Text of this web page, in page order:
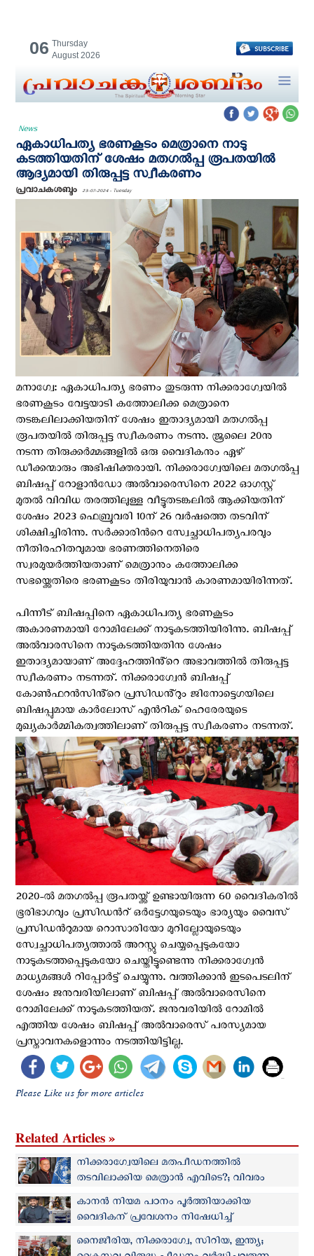
06 Thursday
August 2026
News
ഏകാധിപത്യ ഭരണകൂടം മെത്രാനെ നാടു
കടത്തിയതിന് ശേഷം മതഗൽപ്പ രൂപതയില്‍
ആദ്യമായി തിരുപ്പട്ട സ്വീകരണം
പ്രവാചകശബ്ദം 23-07-2024 - Tuesday
മനാഗ്വേ: ഏകാധിപത്യ ഭരണം തുടരുന്ന നിക്കരാഗ്വേയില്‍
ഭരണകൂടം വേട്ടയാടി കത്തോലിക്ക മെത്രാനെ
തടങ്കലിലാക്കിയതിന് ശേഷം ഇതാദ്യമായി മതഗൽപ്പ
രൂപതയില്‍ തിരുപ്പട്ട സ്വീകരണം നടന്നു. ജൂലൈ 20നു
നടന്ന തിരുക്കര്‍മ്മങ്ങളില്‍ ഒരു വൈദികനും ഏഴ്
ഡീക്കന്മാരും അഭിഷിക്തരായി. നിക്കരാഗ്വേയിലെ മതഗൽപ്പ
ബിഷപ്പ് റോളാൻഡോ അൽവാരെസിനെ 2022 ഓഗസ്റ്റ്
മുതൽ വിവിധ തരത്തിലുള്ള വീട്ടുതടങ്കലില്‍ ആക്കിയതിന്
ശേഷം 2023 ഫെബ്രുവരി 10ന് 26 വർഷത്തെ തടവിന്
ശിക്ഷിച്ചിരിന്നു. സർക്കാരിൻറെ സ്വേച്ഛാധിപത്യപരവും
നീതിരഹിതവുമായ ഭരണത്തിനെതിരെ
സ്വരമുയർത്തിയതാണ് മെത്രാനും കത്തോലിക്ക
സഭയ്ക്കെതിരെ ഭരണകൂടം തിരിയുവാന്‍ കാരണമായിരിന്നത്.
പിന്നീട് ബിഷപ്പിനെ ഏകാധിപത്യ ഭരണകൂടം
അകാരണമായി റോമിലേക്ക് നാടുകടത്തിയിരിന്നു. ബിഷപ്പ്
അൽവാരസിനെ നാടുകടത്തിയതിനു ശേഷം
ഇതാദ്യമായാണ് അദ്ദേഹത്തിൻ്റെ അഭാവത്തിൽ തിരുപ്പട്ട
സ്വീകരണം നടന്നത്. നിക്കരാഗ്വേന്‍ ബിഷപ്പ്
കോൺഫറൻസിൻ്റെ പ്രസിഡൻ്റും ജിനോട്ടെഗയിലെ
ബിഷപ്പുമായ കാർലോസ് എൻറിക് ഹെരേരയുടെ
മുഖ്യകാര്‍മ്മികത്വത്തിലാണ് തിരുപ്പട്ട സ്വീകരണം നടന്നത്.
2020-ൽ മതഗൽപ്പ രൂപതയ്ക്ക് ഉണ്ടായിരുന്ന 60 വൈദികരിൽ
ഭൂരിഭാഗവും പ്രസിഡന്‍റ് ഒർട്ടേഗയുടെയും ഭാര്യയും വൈസ്
പ്രസിഡന്‍റുമായ റൊസാരിയോ മുറില്ലോയുടെയും
സ്വേച്ഛാധിപത്യത്താൽ അറസ്റ്റു ചെയ്യപ്പെടുകയോ
നാടുകടത്തപ്പെടുകയോ ചെയ്തിട്ടുണ്ടെന്നു നിക്കരാഗ്വേന്‍
മാധ്യമങ്ങള്‍ റിപ്പോര്‍ട്ട് ചെയ്യുന്നു. വത്തിക്കാൻ ഇടപെടലിന്
ശേഷം ജനുവരിയിലാണ് ബിഷപ്പ് അല്‍വാരെസിനെ
റോമിലേക്ക് നാടുകടത്തിയത്. ജനുവരിയിൽ റോമിൽ
എത്തിയ ശേഷം ബിഷപ്പ് അൽവാരെസ് പരസ്യമായ
പ്രസ്താവനകളൊന്നും നടത്തിയിട്ടില്ല.
Please Like us for more articles
Related Articles »
നിക്കരാഗ്വേയിലെ മതപീഡനത്തില്‍
തടവിലാക്കിയ മെത്രാന്‍ എവിടെ?; വിവരം
പുറത്തുവിടണമെന്ന് ഐക്യരാഷ്ട്ര സഭ
കാനൻ നിയമ പഠനം പൂര്‍ത്തിയാക്കിയ
വൈദികന് പ്രവേശനം നിഷേധിച്ച്
നിക്കരാഗ്വേയിലെ ഏകാധിപത്യ ഭരണകൂടം
നൈജീരിയ, നിക്കരാഗ്വേ, സിറിയ, ഇന്ത്യ;